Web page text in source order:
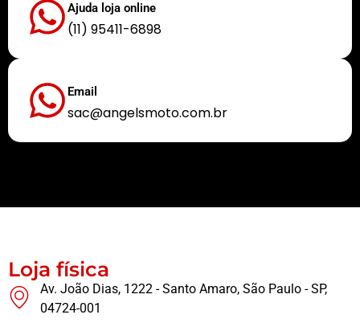
Ajuda loja online
(11) 95411-6898
Email
sac@angelsmoto.com.br
Loja física
Av. João Dias, 1222 - Santo Amaro, São Paulo - SP,
04724-001